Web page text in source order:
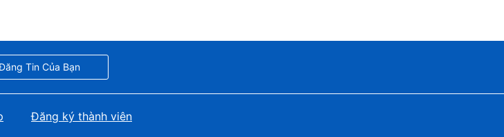
Tin Của Bạn
Đăng ký thành viên